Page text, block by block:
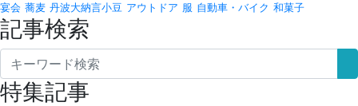
宴会 蕎麦 丹波大納言小豆 アウトドア 服 自動車・バイク 和菓子
記事検索
特集記事